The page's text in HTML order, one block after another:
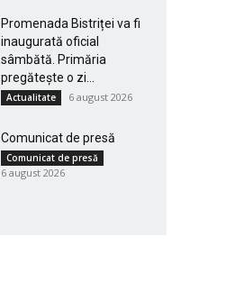
Promenada Bistriței va fi
inaugurată oficial
sâmbătă. Primăria
pregătește o zi...
Actualitate 6 august 2026
Comunicat de presă
Comunicat de presă
6 august 2026